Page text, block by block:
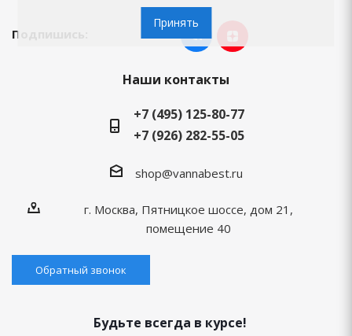
Подпишись:
Наши контакты
+7 (495) 125-80-77
+7 (926) 282-55-05
shop@vannabest.ru
г. Москва, Пятницкое шоссе, дом 21,
помещение 40
Обратный звонок
Будьте всегда в курсе!
Принять